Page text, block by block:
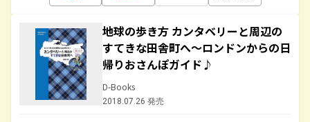
地球の歩き方 カンタベリーと周辺の
すてきな田舎町へ～ロンドンからの日
帰りおさんぽガイド♪
D-Books
2018.07.26 発売